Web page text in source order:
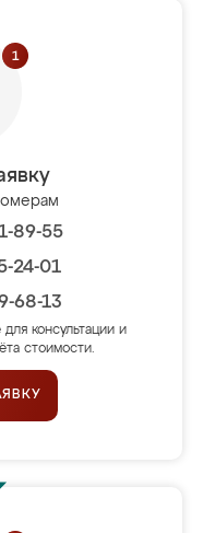
89-55
24-01
68-13
для консультации и
стоимости.